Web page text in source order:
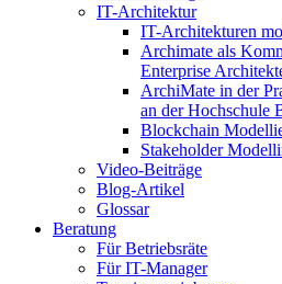
IT-Architektur
IT-Architekturen
Archimate als
Enterprise
ArchiMate in der
an der Hochschule
Blockchain
Stakeholder
Video-Beiträge
Blog-Artikel
Glossar
Beratung
Für Betriebsräte
Für IT-Manager